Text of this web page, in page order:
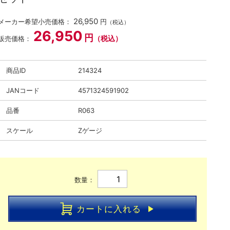
ーカー希望小売価格： 26,950 円 （税込）
売価格： 26,950 円 （税込）
商品ID 214324
JANコード 4571324591902
品番 R063
スケール Zゲージ
数量：
カートに入れる